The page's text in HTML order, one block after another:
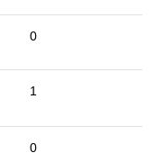
0
1
0